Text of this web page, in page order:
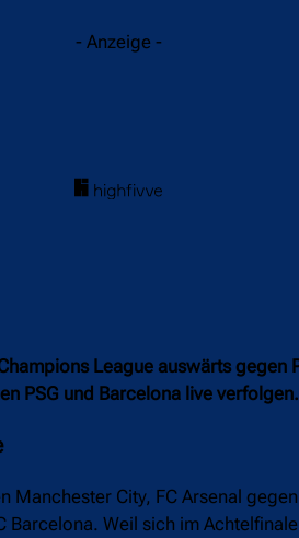
- Anzeige -
League auswärts gegen
PSG und Barcelona live verfolgen.
City, FC Arsenal
Weil sich im